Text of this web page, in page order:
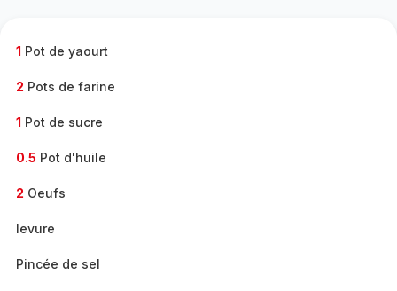
1 Pot de yaourt
2 Pots de farine
1 Pot de sucre
0.5 Pot d'huile
2 Oeufs
levure
Pincée de sel